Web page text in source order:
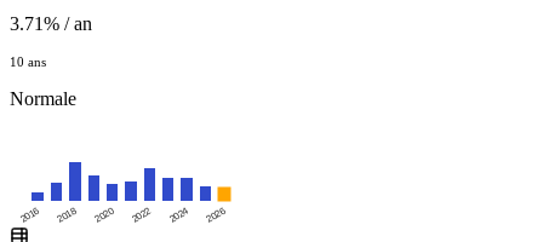
3.71% / an
10 ans
Normale
2016 2018 2020 2022 2024 2026